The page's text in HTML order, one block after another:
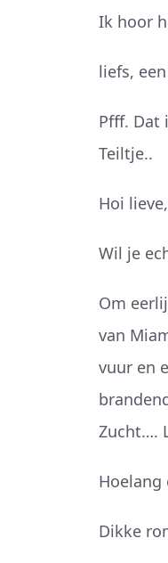
Ik hoor
liefs,
Pfff. Dat
Teiltje..
Hoi
Wil je
Om
van
vuur en
Zucht….
Hoelang
Dikke